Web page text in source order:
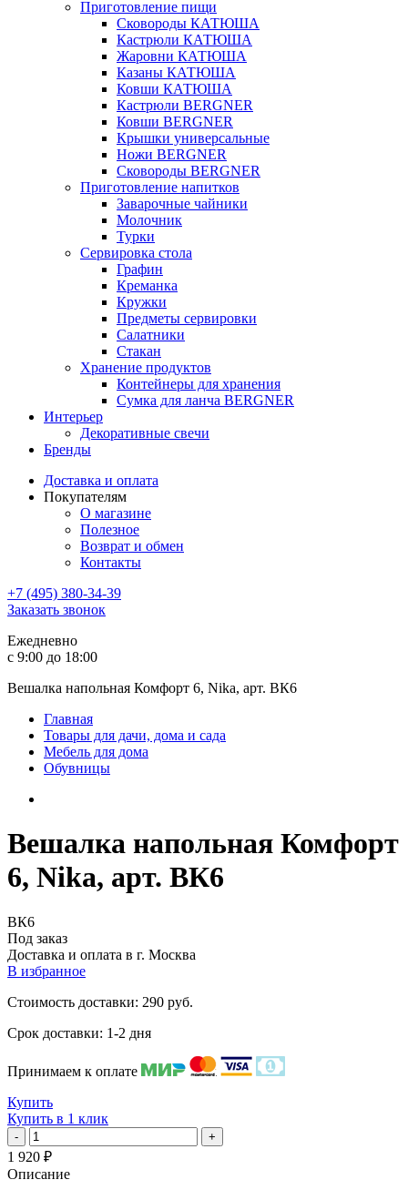
Приготовление пищи
Сковороды КАТЮША
Кастрюли КАТЮША
Жаровни КАТЮША
Казаны КАТЮША
Ковши КАТЮША
Кастрюли BERGNER
Ковши BERGNER
Крышки универсальные
Ножи BERGNER
Сковороды BERGNER
Приготовление напитков
Заварочные чайники
Молочник
Турки
Сервировка стола
Графин
Креманка
Кружки
Предметы сервировки
Салатники
Стакан
Хранение продуктов
Контейнеры для хранения
Сумка для ланча BERGNER
Интерьер
Декоративные свечи
Бренды
Доставка и оплата
Покупателям
О магазине
Полезное
Возврат и обмен
Контакты
+7 (495) 380-34-39
Заказать звонок
Ежедневно
с 9:00 до 18:00
Вешалка напольная Комфорт 6, Nika, арт. ВК6
Главная
Товары для дачи, дома и сада
Мебель для дома
Обувницы
Вешалка напольная Комфорт
6, Nika, арт. ВК6
ВК6
Под заказ
Доставка и оплата в г. Москва
В избранное
Стоимость доставки: 290 руб.
Срок доставки: 1-2 дня
Принимаем к оплате
Купить
Купить в 1 клик
- +
1 920 ₽
Описание